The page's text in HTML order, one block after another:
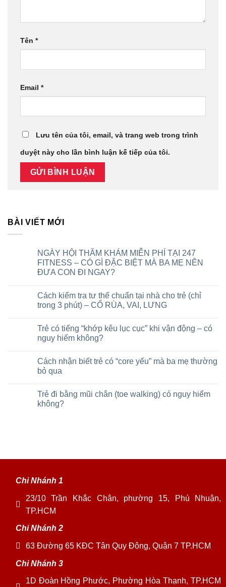
Tên *
Email *
Lưu tên của tôi, email, và trang web trong trình
duyệt này cho lần bình luận kế tiếp của tôi.
BÀI VIẾT MỚI
NGÀY HỘI THĂM KHÁM MIỄN PHÍ TẠI 247
FITNESS – CÓ GÌ ĐẶC BIỆT MÀ BA MẸ NÊN
ĐƯA CON ĐI NGAY?
Cách kiểm tra tư thế chuẩn tại nhà cho trẻ (chỉ
trong 3 phút) – CỔ RÙA, VAI, LƯNG
Trẻ có tiếng “khớp kêu lục cục” khi vận động – có
nguy hiểm không?
Cách nhận biết trẻ có “core yếu” mà ba mẹ thường
bỏ qua
Trẻ đi bằng mũi chân (toe walking) có nguy hiểm
không?
Chi Nhánh 1
23/10 Trần Khắc Chân, phường 15, Phú Nhuận,
TP.HCM
Chi Nhánh 2
63 Đường 65 KĐC Tân Quy Đông, Quận 7 TP.HCM
Chi Nhánh 3
1D Đoàn Hồng Phước, Phường Hòa Thạnh, TP.HCM